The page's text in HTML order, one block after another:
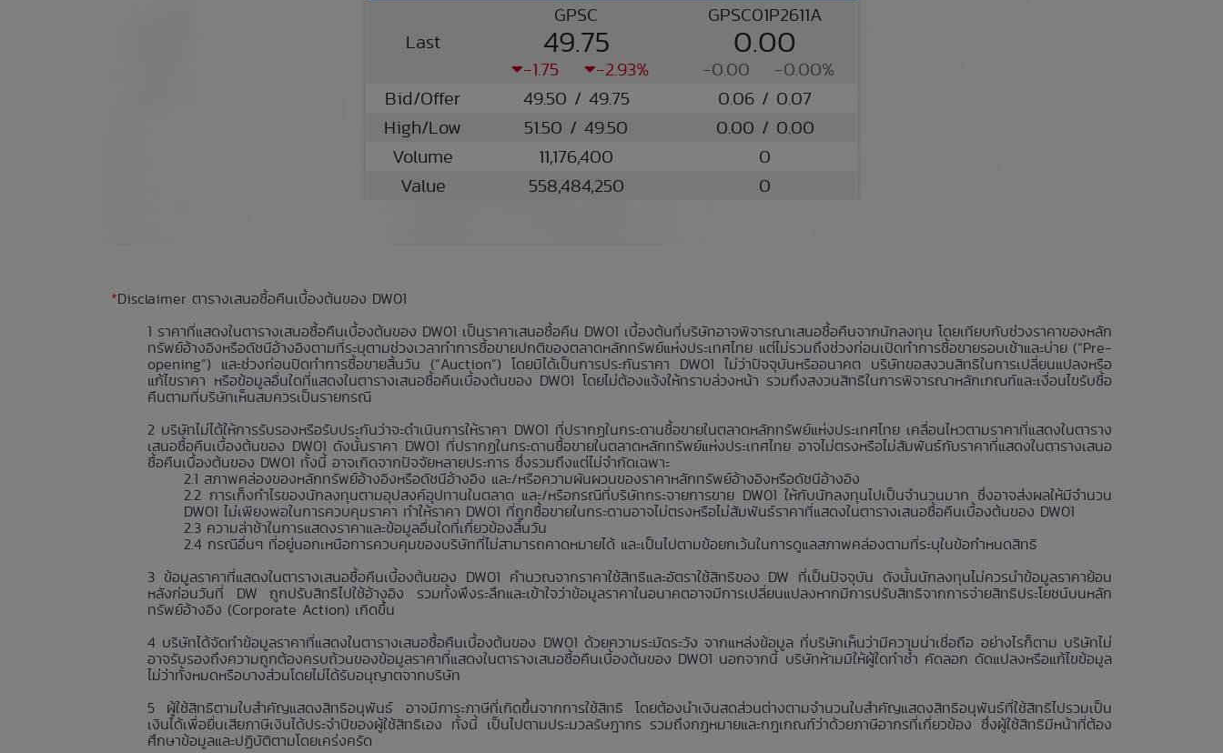
Last
GPSC
49.75
-1.75 -2.93%
GPSC01P2611A
0.00
-0.00
-0.00%
Bid/Offer
49.50 / 49.75
0.06 / 0.07
High/Low
51.50 / 49.50
0.00 / 0.00
Volume
11,176,400
0
Value
558,484,250 0
*Disclaimer ตารางเสนอซื้อคืนเบื้องต้นของ DW01
ราคาที่แสดงในตารางเสนอซื้อคืนเบื้องต้นของ DW01 เป็นราคาเสนอซื้อคืน DW01 เบื้องต้นที่บริษัทอาจพิจารณาเสนอซื้อคืนจากนักลงทุน โดยเทียบกับช่วงราคาของหลัก
ทรัพย์อ้างอิงหรือดัชนีอ้างอิงตามที่ระบุตามช่วงเวลาทำการซื้อขายปกติของตลาดหลักทรัพย์แห่งประเทศไทย แต่ไม่รวมถึงช่วงก่อนเปิดทำการซื้อขายรอบเช้าและบ่าย (“Pre-
opening”) และช่วงก่อนปิดทำการซื้อขายสิ้นวัน (“Auction”) โดยมิได้เป็นการประกันราคา DW01 ไม่ว่าปัจจุบันหรืออนาคต บริษัทขอสงวนสิทธิในการเปลี่ยนแปลงหรือ
แก้ไขราคา หรือข้อมูลอื่นใดที่แสดงในตารางเสนอซื้อคืนเบื้องต้นของ DW01 โดยไม่ต้องแจ้งให้ทราบล่วงหน้า รวมถึงสงวนสิทธิในการพิจารณาหลักเกณฑ์และเงื่อนไขรับซื้อ
คืนตามที่บริษัทเห็นสมควรเป็นรายกรณี
บริษัทไม่ได้ให้การรับรองหรือรับประกันว่าจะดำเนินการให้ราคา DW01 ที่ปรากฏในกระดานซื้อขายในตลาดหลักทรัพย์แห่งประเทศไทย เคลื่อนไหวตามราคาที่แสดงในตาราง
เสนอซื้อคืนเบื้องต้นของ DW01 ดังนั้นราคา DW01 ที่ปรากฏในกระดานซื้อขายในตลาดหลักทรัพย์แห่งประเทศไทย อาจไม่ตรงหรือไม่สัมพันธ์กับราคาที่แสดงในตารางเสนอ
ซื้อคืนเบื้องต้นของ DW01 ทั้งนี้ อาจเกิดจากปัจจัยหลายประการ ซึ่งรวมถึงแต่ไม่จำกัดเฉพาะ
สภาพคล่องของหลักทรัพย์อ้างอิงหรือดัชนีอ้างอิง และ/หรือความผันผวนของราคาหลักทรัพย์อ้างอิงหรือดัชนีอ้างอิง
การเก็งกำไรของนักลงทุนตามอุปสงค์อุปทานในตลาด และ/หรือกรณีที่บริษัทกระจายการขาย DW01 ให้กับนักลงทุนไปเป็นจำนวนมาก ซึ่งอาจส่งผลให้มีจำนวน
DW01 ไม่เพียงพอในการควบคุมราคา ทำให้ราคา DW01 ที่ถูกซื้อขายในกระดานอาจไม่ตรงหรือไม่สัมพันธ์ราคาที่แสดงในตารางเสนอซื้อคืนเบื้องต้นของ DW01
ความล่าช้าในการแสดงราคาและข้อมูลอื่นใดที่เกี่ยวข้องสิ้นวัน
กรณีอื่นๆ ที่อยู่นอกเหนือการควบคุมของบริษัทที่ไม่สามารถคาดหมายได้ และเป็นไปตามข้อยกเว้นในการดูแลสภาพคล่องตามที่ระบุในข้อกำหนดสิทธิ
ข้อมูลราคาที่แสดงในตารางเสนอซื้อคืนเบื้องต้นของ DW01 คำนวณจากราคาใช้สิทธิและอัตราใช้สิทธิของ DW ที่เป็นปัจจุบัน ดังนั้นนักลงทุนไม่ควรนำข้อมูลราคาย้อน
หลังก่อนวันที่ DW ถูกปรับสิทธิไปใช้อ้างอิง รวมทั้งพึงระลึกและเข้าใจว่าข้อมูลราคาในอนาคตอาจมีการเปลี่ยนแปลงหากมีการปรับสิทธิจากการจ่ายสิทธิประโยชน์บนหลัก
ทรัพย์อ้างอิง (Corporate Action) เกิดขึ้น
บริษัทได้จัดทำข้อมูลราคาที่แสดงในตารางเสนอซื้อคืนเบื้องต้นของ DW01 ด้วยความระมัดระวัง จากแหล่งข้อมูล ที่บริษัทเห็นว่ามีความน่าเชื่อถือ อย่างไรก็ตาม บริษัทไม่
อาจรับรองถึงความถูกต้องครบถ้วนของข้อมูลราคาที่แสดงในตารางเสนอซื้อคืนเบื้องต้นของ DW01 นอกจากนี้ บริษัทห้ามมิให้ผู้ใดทำซ้ำ คัดลอก ดัดแปลงหรือแก้ไขข้อมูล
ไม่ว่าทั้งหมดหรือบางส่วนโดยไม่ได้รับอนุญาตจากบริษัท
ผู้ใช้สิทธิตามใบสำคัญแสดงสิทธิอนุพันธ์ อาจมีภาระภาษีที่เกิดขึ้นจากการใช้สิทธิ โดยต้องนำเงินสดส่วนต่างตามจำนวนใบสำคัญแสดงสิทธิอนุพันธ์ที่ใช้สิทธิไปรวมเป็น
เงินได้เพื่อยื่นเสียภาษีเงินได้ประจำปีของผู้ใช้สิทธิเอง ทั้งนี้ เป็นไปตามประมวลรัษฎากร รวมถึงกฎหมายและกฎเกณฑ์ว่าด้วยภาษีอากรที่เกี่ยวข้อง ซึ่งผู้ใช้สิทธิมีหน้าที่ต้อง
ศึกษาข้อมูลและปฏิบัติตามโดยเคร่งครัด